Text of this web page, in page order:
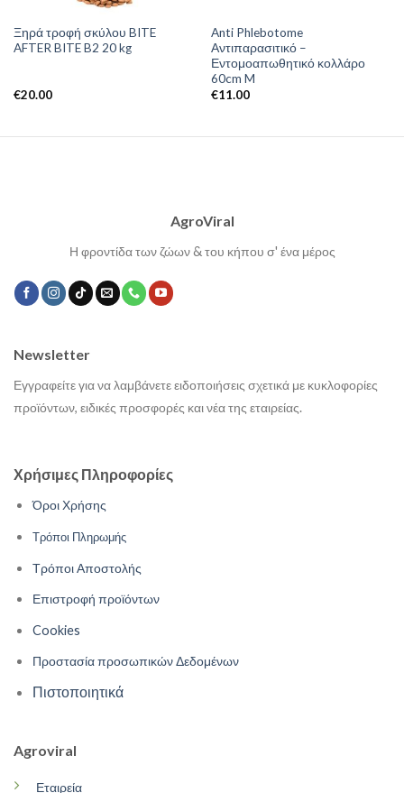
Ξηρά τροφή σκύλου BITE
AFTER BITE B2 20 kg
€20.00
Anti Phlebotome
Αντιπαρασιτικό –
Εντομοαπωθητικό κολλάρο
60cm M
€11.00
AgroViral
Η φροντίδα των ζώων & του κήπου σ' ένα μέρος
Χρήσιμες Πληροφορίες
Όροι Χρήσης
Τρόποι Πληρωμής
Τρόποι Αποστολής
Επιστροφή προϊόντων
Cookies
Προστασία προσωπικών Δεδομένων
Πιστοποιητικά
Agroviral
Εταιρεία
Newsletter
Εγγραφείτε για να λαμβάνετε ειδοποιήσεις σχετικά με κυκλοφορίες
προϊόντων, ειδικές προσφορές και νέα της εταιρείας.